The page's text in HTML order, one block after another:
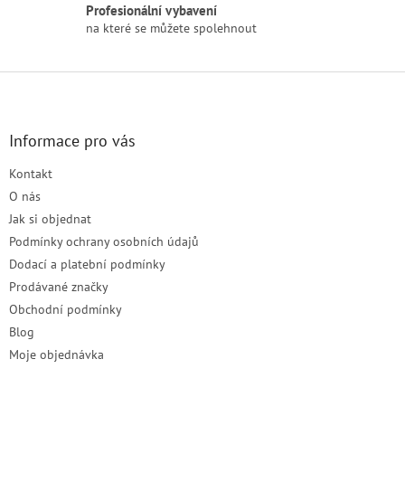
v
ý
i
Profesionální vybavení
na které se můžete spolehnout
Z
Informace pro vás
Kontakt
O nás
Jak si objednat
Podmínky ochrany osobních údajů
Dodací a platební podmínky
Prodávané značky
Obchodní podmínky
Blog
Moje objednávka